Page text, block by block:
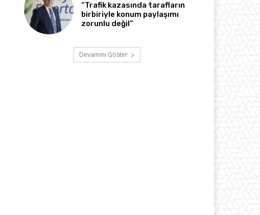
“Trafik kazasında tarafların
birbiriyle konum paylaşımı
zorunlu değil”
Devamını Göster